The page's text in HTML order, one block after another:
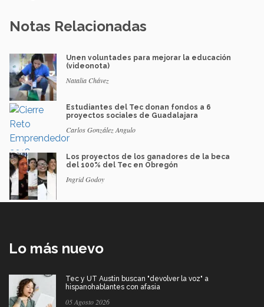
Notas Relacionadas
Unen voluntades para mejorar la educación
(videonota)
Natalia Chávez
Estudiantes del Tec donan fondos a 6
proyectos sociales de Guadalajara
Carlos González Angulo
Los proyectos de los ganadores de la beca
del 100% del Tec en Obregón
Ingrid Godoy
Lo más nuevo
Tec y UT Austin buscan "devolver la voz" a
hispanohablantes con afasia
05 Agosto 2026